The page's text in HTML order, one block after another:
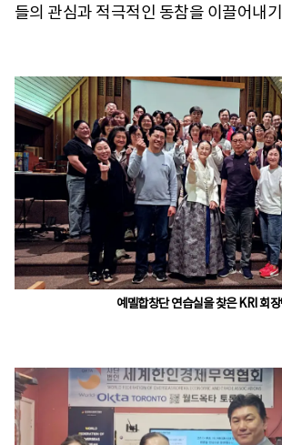
들의 관심과 적극적인 동참을 이끌어내
예멜합창단 연습실을 찾은 KRI 회